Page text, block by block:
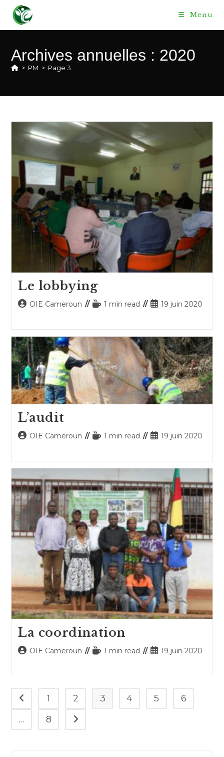
content
Menu
Archives annuelles : 2020
> PM > Page 3
Le lobbying
Auteur/autrice
publication :
OIE Cameroun
Temps1 min read
Publication
19 juin 2020
L’audit
Auteur/autrice
publication :
OIE Cameroun
Temps1 min read
Publication
19 juin 2020
La coordination
Auteur/autrice
OIE Cameroun
Temps1 min read
Publication
19 juin 2020
Go to the previous page
1 2 3 4 5
6
…
8 Aller à la page suivante